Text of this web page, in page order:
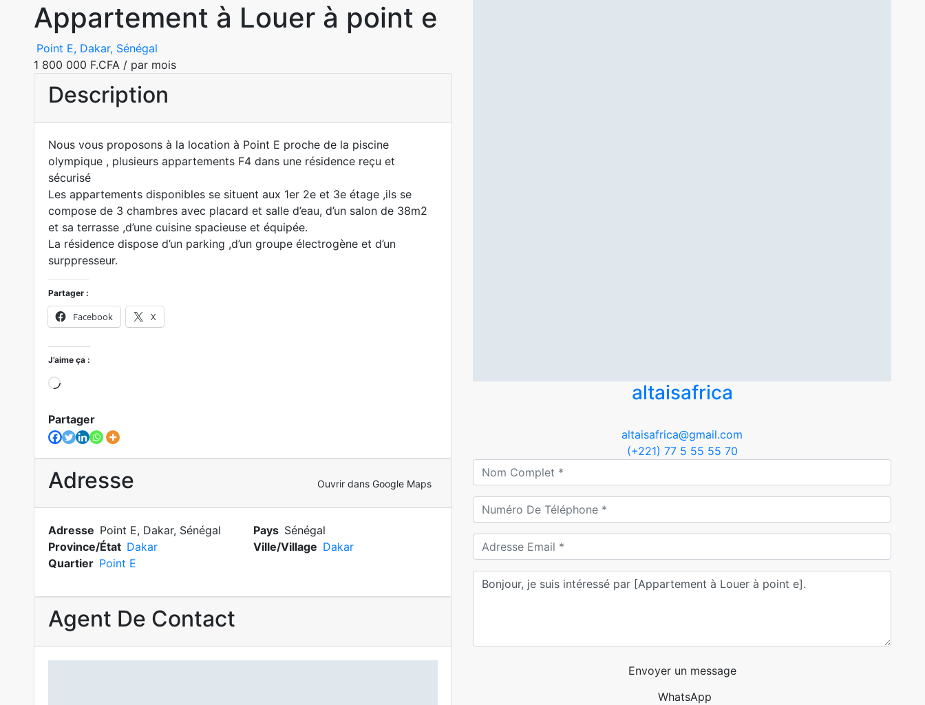
Appartement à Louer à point e
Point E, Dakar, Sénégal
1 800 000 F.CFA / par mois
Description
Nous vous proposons à la location à Point E proche de la piscine
olympique , plusieurs appartements F4 dans une résidence reçu et
sécurisé
Les appartements disponibles se situent aux 1er 2e et 3e étage ,ils se
compose de 3 chambres avec placard et salle d’eau, d’un salon de 38m2
et sa terrasse ,d’une cuisine spacieuse et équipée.
La résidence dispose d’un parking ,d’un groupe électrogène et d’un
surppresseur.
Partager :
Facebook X
J’aime ça :
Chargement…
Partager
Adresse Ouvrir dans Google Maps
Adresse Point E, Dakar, Sénégal Pays Sénégal
Province/État Dakar Ville/Village Dakar
Quartier Point E
Agent De Contact
altaisafrica
altaisafrica@gmail.com
(+221) 77 5 55 55 70
Envoyer un message
WhatsApp